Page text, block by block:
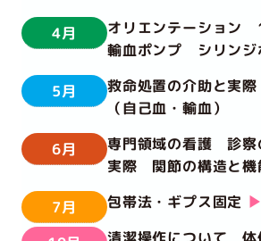
4月
オリエンテーション
輸血ポンプ シリンジ
5月
救命処置の介助と実
（自己血・輸血）
6月
専門領域の看護 診察
実際 関節の構造と機
7月 包帯法・ギプス固定 ▶︎